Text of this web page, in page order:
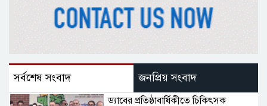
সর্বশেষ সংবাদ জনপ্রিয় সংবাদ
ড্যাবের প্রতিষ্ঠাবার্ষিকীতে চিকিৎসক